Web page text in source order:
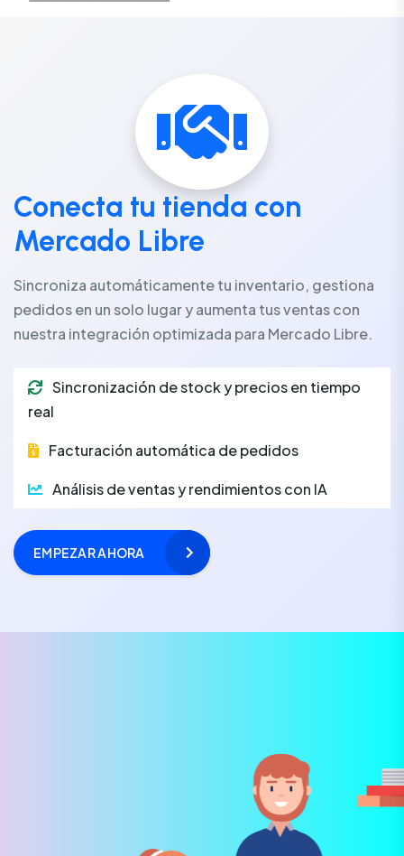
Conecta tu tienda con
Mercado Libre
Sincroniza automáticamente tu inventario, gestiona
pedidos en un solo lugar y aumenta tus ventas con
nuestra integración optimizada para Mercado Libre.
Sincronización de stock y precios en tiempo
real
Facturación automática de pedidos
Análisis de ventas y rendimientos con IA
EMPEZAR AHORA